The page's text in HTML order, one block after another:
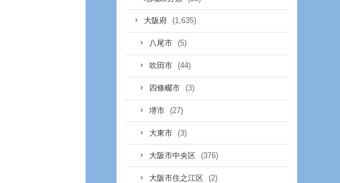
大阪府 (1,635)
八尾市 (5)
吹田市 (44)
四條畷市 (3)
堺市 (27)
大東市 (3)
大阪市中央区 (376)
大阪市住之江区 (2)